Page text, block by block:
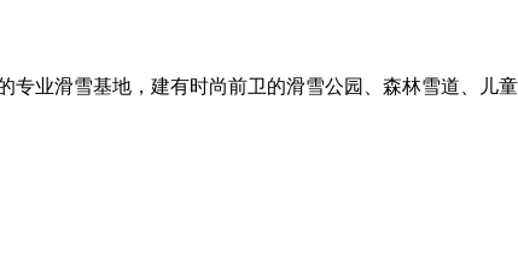
专业滑雪基地，建有时尚前卫的滑雪公园、森林雪道、儿